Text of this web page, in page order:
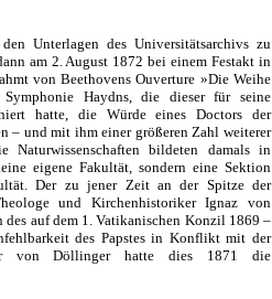
Unterlagen des Universitätsarchivs zu
am 2. August 1872 bei einem Festakt in
von Beethovens Ouverture »Die Weihe
Haydns, die dieser für seine
hatte, die Würde eines Doctors der
– und mit ihm einer größeren Zahl weiterer
Naturwissenschaften bildeten damals in
eigene Fakultät, sondern eine Sektion
Der zu jener Zeit an der Spitze der
und Kirchenhistoriker Ignaz von
auf dem 1. Vatikanischen Konzil 1869 –
des Papstes in Konflikt mit der
von Döllinger hatte dies 1871 die